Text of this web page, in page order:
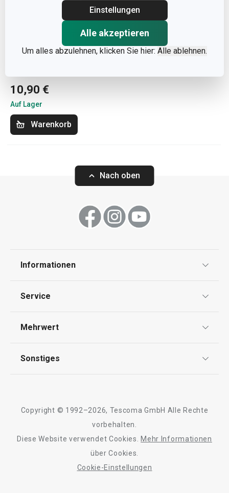
Einstellungen
Alle akzeptieren
Um alles abzulehnen, klicken Sie hier: Alle ablehnen.
10,90 €
Auf Lager
Warenkorb
Nach oben
Informationen
Impressum
Service
Kontaktformular
Mehrwert
Qualität
Sonstiges
Barrierefreiheit
Copyright © 1992–2026, Tescoma GmbH Alle Rechte
vorbehalten.
Diese Website verwendet Cookies.
Mehr Informationen
über Cookies.
Cookie-Einstellungen